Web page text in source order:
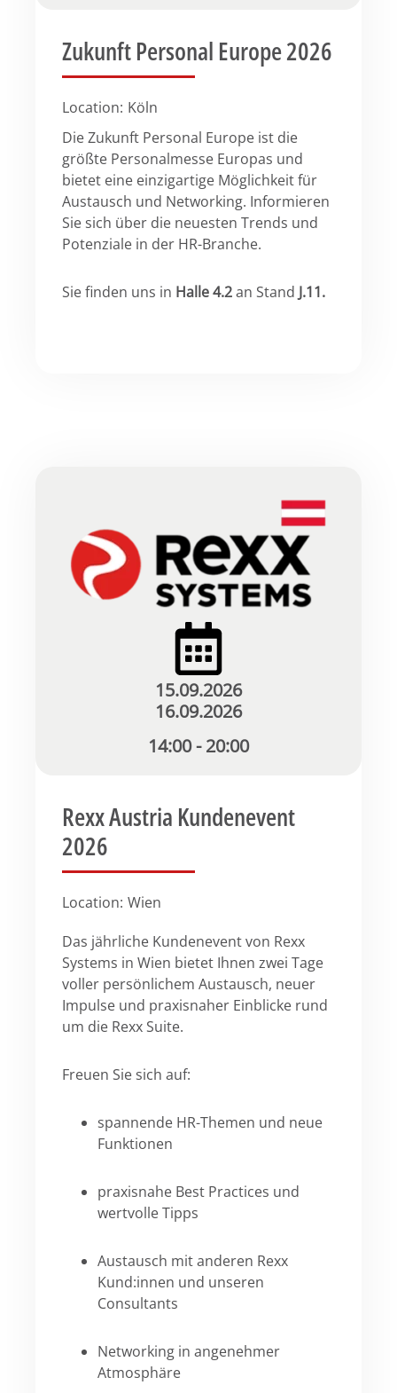
Zukunft Personal Europe 2026
Location: Köln
Die Zukunft Personal Europe ist die
größte Personalmesse Europas und
bietet eine einzigartige Möglichkeit für
Austausch und Networking. Informieren
Sie sich über die neuesten Trends und
Potenziale in der HR-Branche.
Sie finden uns in Halle 4.2an Stand J.11.
15.09.2026
16.09.2026
14:00 - 20:00
Rexx Austria Kundenevent
2026
Location: Wien
Das jährliche Kundenevent von Rexx
Systems in Wien bietet Ihnen zwei Tage
voller persönlichem Austausch, neuer
Impulse und praxisnaher Einblicke rund
um die Rexx Suite.
Freuen Sie sich auf:
spannende HR-Themen und neue
Funktionen
praxisnahe Best Practices und
wertvolle Tipps
Austausch mit anderen Rexx
Kund:innen und unseren
Consultants
Networking in angenehmer
Atmosphäre